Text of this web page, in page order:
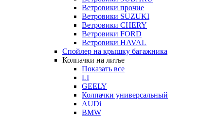
Ветровики прочие
Ветровики SUZUKI
Ветровики CHERY
Ветровики FORD
Ветровики HAVAL
Спойлер на крышку багажника
Колпачки на литье
Показать все
LI
GEELY
Колпачки универсальный
AUDi
BMW